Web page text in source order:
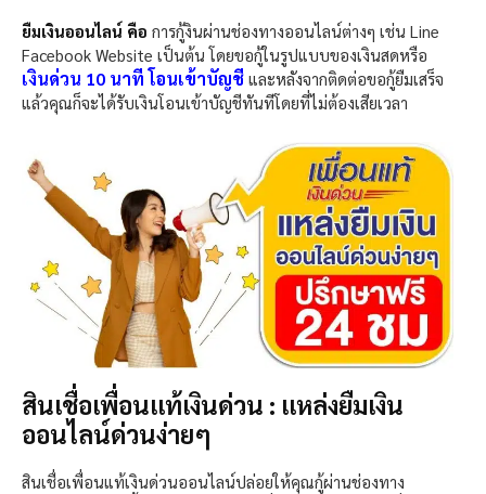
ยืมเงินออนไลน์ คือ การกู้งินผ่านช่องทางออนไลน์ต่างๆ เช่น Line
Facebook Website เป็นต้น โดยขอกู้ในรูปแบบของเงินสดหรือ
เงินด่วน 10 นาที โอนเข้าบัญชี และหลังจากติดต่อขอกู้ยืมเสร็จ
แล้วคุณก็จะได้รับเงินโอนเข้าบัญชีทันทีโดยที่ไม่ต้องเสียเวลา
สินเชื่อเพื่อนแท้เงินด่วน : แหล่งยืมเงิน
ออนไลน์ด่วนง่ายๆ
สินเชื่อเพื่อนแท้เงินด่วนออนไลน์ปล่อยให้คุณกู้ผ่านช่องทาง